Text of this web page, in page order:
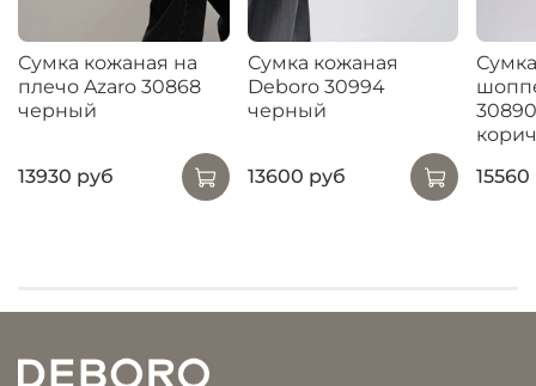
Сумка кожаная на
плечо Azaro 30868
черный
13930 руб
Сумка кожаная
Deboro 30994
черный
13600 руб